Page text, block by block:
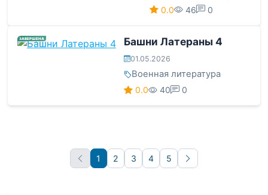
0.0 46 0
ЗАВЕРШЕНА Башни Латераны 4
01.05.2026
Военная литература
0.0 40 0
1 2 3 4 5
Вперёд